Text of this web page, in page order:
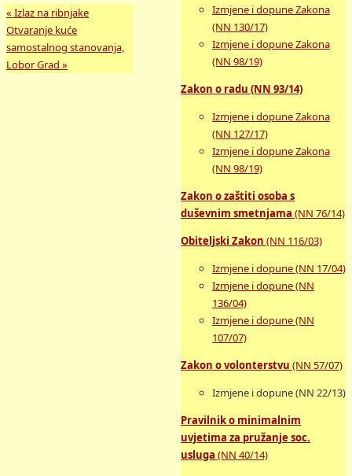
« Izlaz na ribnjake
Otvaranje kuće
samostalnog stanovanja,
Lobor Grad »
Izmjene i dopune Zakona
(NN 130/17)
Izmjene i dopune Zakona
(NN 98/19)
Zakon o radu (NN 93/14)
Izmjene i dopune Zakona
(NN 127/17)
Izmjene i dopune Zakona
(NN 98/19)
Zakon o zaštiti osoba s
duševnim smetnjama (NN 76/14)
Obiteljski Zakon (NN 116/03)
Izmjene i dopune (NN 17/04)
Izmjene i dopune (NN
136/04)
Izmjene i dopune (NN
107/07)
Zakon o volonterstvu (NN 57/07)
Izmjene i dopune (NN 22/13)
Pravilnik o minimalnim
uvjetima za pružanje soc.
usluga (NN 40/14)